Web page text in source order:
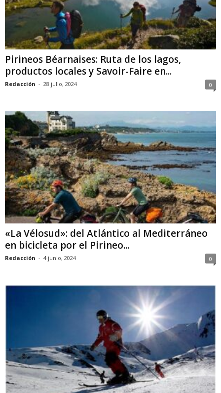
Pirineos Béarnaises: Ruta de los lagos,
productos locales y Savoir-Faire en...
Redacción - 28 julio, 2024 0
«La Vélosud»: del Atlántico al Mediterráneo
en bicicleta por el Pirineo...
Redacción - 4 junio, 2024 0